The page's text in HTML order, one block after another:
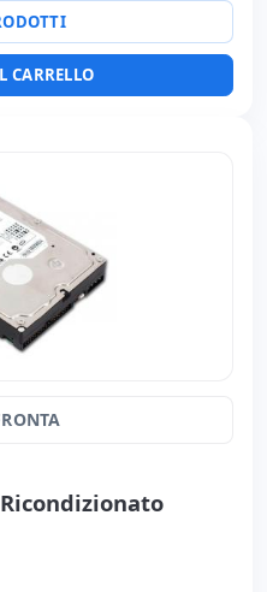
CARRELLO